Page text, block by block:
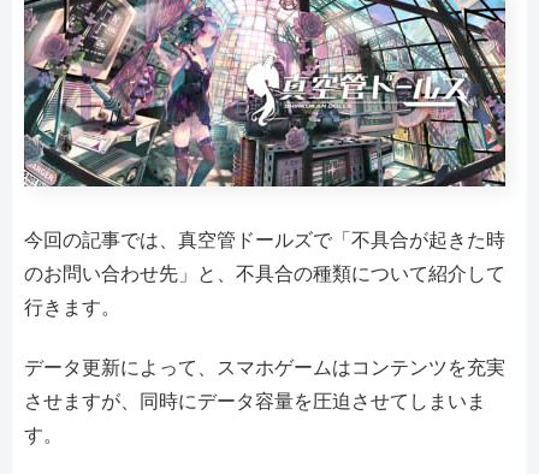
今回の記事では、真空管ドールズで「不具合が起きた時
のお問い合わせ先」と、不具合の種類について紹介して
行きます。
データ更新によって、スマホゲームはコンテンツを充実
させますが、同時にデータ容量を圧迫させてしまいま
す。